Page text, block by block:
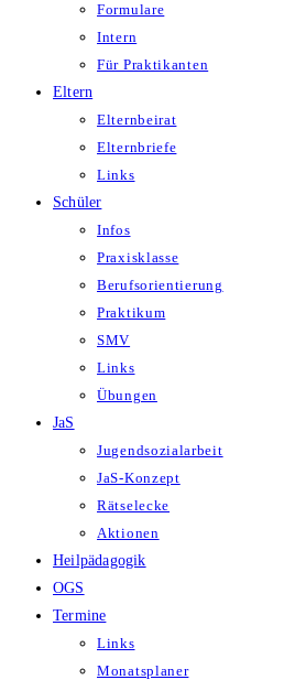
Formulare
Intern
Für Praktikanten
Eltern
Elternbeirat
Elternbriefe
Links
Schüler
Infos
Praxisklasse
Berufsorientierung
Praktikum
SMV
Links
Übungen
JaS
Jugendsozialarbeit
JaS-Konzept
Rätselecke
Aktionen
Heilpädagogik
OGS
Termine
Links
Monatsplaner